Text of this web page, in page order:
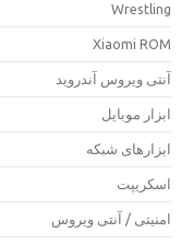
Xiaomi
ویروس آندروید
موبایل
شبکه
/ آنتی ویروس